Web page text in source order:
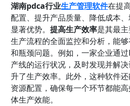
湖南pdca行业生产管理软件在提
配置、提升产品质量、降低成本
显著优势。提高生产效率是其最
生产流程的全面监控和分析，能
和瓶颈问题。例如，一家企业通
产线的运行状况，及时发现并解
升了生产效率。此外，这种软件
资源配置，确保每一个环节都能
体生产效能。